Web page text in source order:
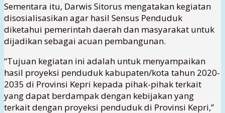
Sementara itu, Darwis Sitorus mengatakan kegiatan
disosialisasikan agar hasil Sensus Penduduk
diketahui pemerintah daerah dan masyarakat untuk
dijadikan sebagai acuan pembangunan.
“Tujuan kegiatan ini adalah untuk menyampaikan
hasil proyeksi penduduk kabupaten/kota tahun 2020-
2035 di Provinsi Kepri kepada pihak-pihak terkait
yang dapat berdampak dengan kebijakan yang
terkait dengan proyeksi penduduk di Provinsi Kepri,”